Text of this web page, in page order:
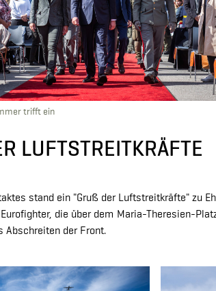
trifft ein
LUFTSTREITKRÄFTE
stand ein "Gruß der Luftstreitkräfte" zu
die über dem Maria-Theresien-
Abschreiten der Front.